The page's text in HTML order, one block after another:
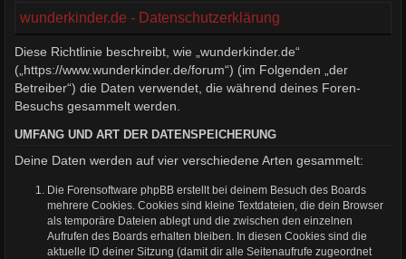
wunderkinder.de - Datenschutzerklärung
Diese Richtlinie beschreibt, wie „wunderkinder.de“
(„https://www.wunderkinder.de/forum“) (im Folgenden „der
Betreiber“) die Daten verwendet, die während deines Foren-
Besuchs gesammelt werden.
UMFANG UND ART DER DATENSPEICHERUNG
Deine Daten werden auf vier verschiedene Arten gesammelt:
Die Forensoftware phpBB erstellt bei deinem Besuch des Boards
mehrere Cookies. Cookies sind kleine Textdateien, die dein Browser
als temporäre Dateien ablegt und die zwischen den einzelnen
Aufrufen des Boards erhalten bleiben. In diesen Cookies sind die
aktuelle ID deiner Sitzung (damit dir alle Seitenaufrufe zugeordnet